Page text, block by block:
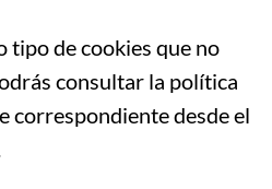
de cookies que no
consultar la política
correspondiente desde el